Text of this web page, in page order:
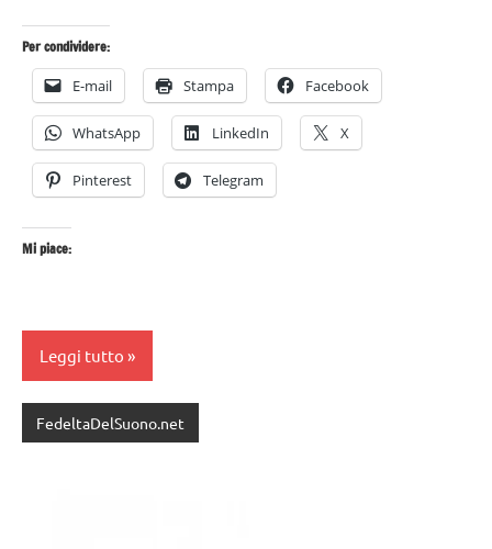
Per condividere:
E-mail Stampa Facebook
WhatsApp LinkedIn X
Pinterest Telegram
Mi piace:
Leggi tutto
FedeltaDelSuono.net